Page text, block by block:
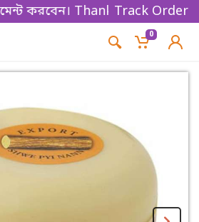
Thanks for shopping!
Track Order
0